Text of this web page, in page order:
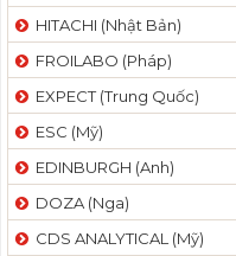
HITACHI (Nhật Bản)
FROILABO (Pháp)
EXPECT (Trung Quốc)
ESC (Mỹ)
EDINBURGH (Anh)
DOZA (Nga)
CDS ANALYTICAL (Mỹ)